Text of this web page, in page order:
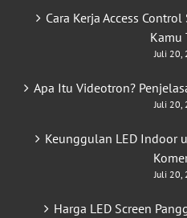
Cara Kerja Access
Kamu
Juli 20,
Apa Itu Videotron?
Juli 20,
Keunggulan LED Indoor
Juli 20,
Harga LED Screen